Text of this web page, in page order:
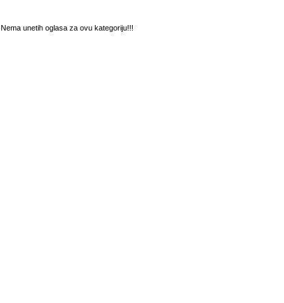
Nema unetih oglasa za ovu kategoriju!!!